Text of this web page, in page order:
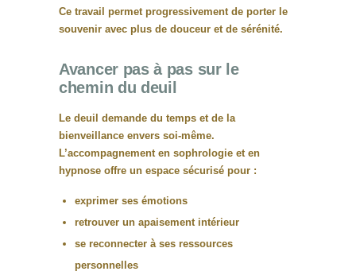
Ce travail permet progressivement de porter le
souvenir avec plus de douceur et de sérénité.
Avancer pas à pas sur le
chemin du deuil
Le deuil demande du temps et de la
bienveillance envers soi-même.
L’accompagnement en sophrologie et en
hypnose offre un espace sécurisé pour :
exprimer ses émotions
retrouver un apaisement intérieur
se reconnecter à ses ressources
personnelles